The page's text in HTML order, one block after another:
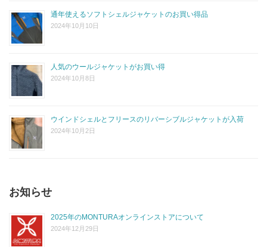
通年使えるソフトシェルジャケットのお買い得品
2024年10月10日
人気のウールジャケットがお買い得
2024年10月8日
ウインドシェルとフリースのリバーシブルジャケットが入荷
2024年10月2日
お知らせ
2025年のMONTURAオンラインストアについて
2024年12月29日